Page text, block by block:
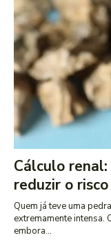
Cálculo
reduzir o
Quem já teve uma
extremamente intensa.
embora...